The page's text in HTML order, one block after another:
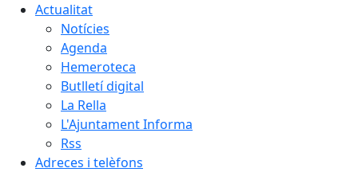
Actualitat
Notícies
Agenda
Hemeroteca
Butlletí digital
La Rella
L'Ajuntament Informa
Rss
Adreces i telèfons